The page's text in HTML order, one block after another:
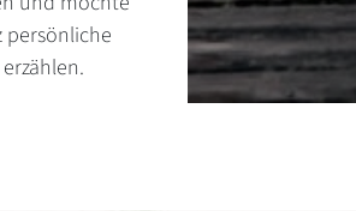
persönliche